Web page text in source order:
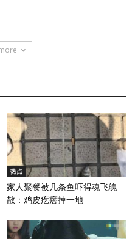
热点
家人聚餐被几条鱼吓得魂飞魄
散：鸡皮疙瘩掉一地